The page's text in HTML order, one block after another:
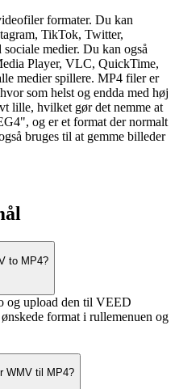
formater. Du kan
TikTok, Twitter,
medier. Du kan også
Player, VLC, QuickTime,
medier spillere. MP4 filer er
som helst og endda med høj
lille, hvilket gør det nemme at
og er et format der normalt
bruges til at gemme billeder
to MP4?
upload den til VEED
format i rullemenuen og
WMV til MP4?